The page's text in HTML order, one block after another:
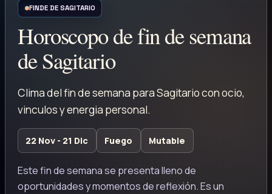
FINDE DE SAGITARIO
Horoscopo de fin de semana
de Sagitario
Clima del fin de semana para Sagitario con ocio,
vinculos y energia personal.
22 Nov - 21 Dic Fuego Mutable
Este fin de semana se presenta lleno de
oportunidades y momentos de reflexión. Es un